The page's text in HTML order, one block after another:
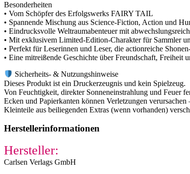
Besonderheiten
• Vom Schöpfer des Erfolgswerks FAIRY TAIL
• Spannende Mischung aus Science-Fiction, Action und
• Eindrucksvolle Weltraumabenteuer mit
• Mit exklusivem Limited-Edition-Charakter für Sammler
• Perfekt für Leserinnen und Leser, die actionreiche
• Eine mitreißende Geschichte über Freundschaft, Freiheit
Sicherheits- & Nutzungshinweise
Dieses Produkt ist ein Druckerzeugnis und kein Spielzeug.
Von Feuchtigkeit, direkter Sonneneinstrahlung und Feuer
Ecken und Papierkanten können Verletzungen
Kleinteile aus beiliegenden Extras (wenn vorhanden)
Herstellerinformationen
Hersteller:
Carlsen Verlags GmbH